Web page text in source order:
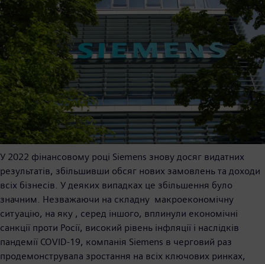
У 2022 фінансовому році Siemens знову досяг видатних
результатів, збільшивши обсяг нових замовлень та доходи
всіх бізнесів. У деяких випадках це збільшення було
значним. Незважаючи на складну макроекономічну
ситуацію, на яку , серед іншого, вплинули економічні
санкції проти Росії, високий рівень інфляції і наслідків
пандемії COVID-19, компанія Siemens в черговий раз
продемонструвала зростання на всіх ключових ринках,